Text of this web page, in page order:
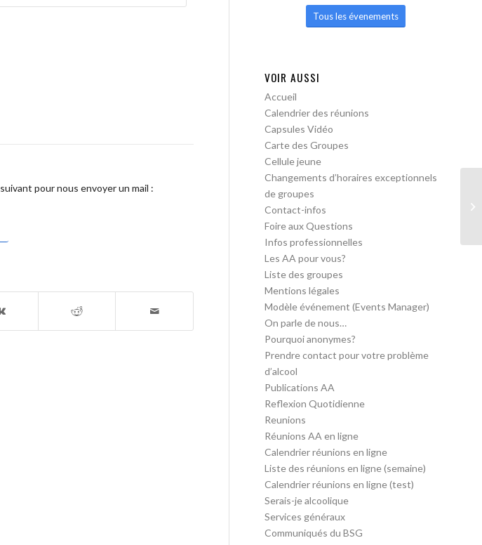
pour nous envoyer un mail :
Tous les évenements
VOIR AUSSI
Accueil
Calendrier des réunions
Capsules Vidéo
Carte des Groupes
Cellule jeune
Changements d’horaires exceptionnels
de groupes
Contact-infos
Foire aux Questions
Infos professionnelles
Les AA pour vous?
Liste des groupes
Mentions légales
Modèle événement (Events Manager)
On parle de nous…
Pourquoi anonymes?
Prendre contact pour votre problème
d’alcool
Publications AA
Reflexion Quotidienne
Reunions
Réunions AA en ligne
Calendrier réunions en ligne
Liste des réunions en ligne (semaine)
Calendrier réunions en ligne (test)
Serais-je alcoolique
Services généraux
Communiqués du BSG